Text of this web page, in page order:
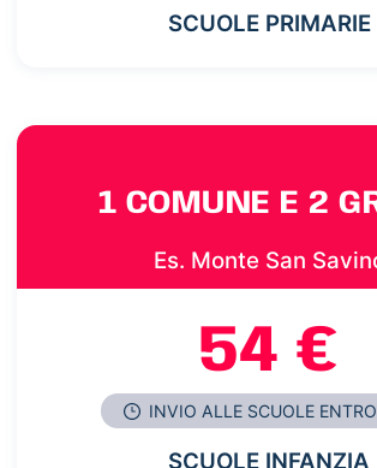
SCUOLE PRIMARIE
1 COMUNE E 2
Es. Monte San
54 €
INVIO ALLE SCUOLE
SCUOLE INFANZIA